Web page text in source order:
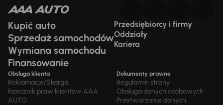
Kupić auto
Sprzedaż samochodów
Wymiana samochodu
Finansowanie
Przedsiębiorcy i firmy
Oddziały
Kariera
Obsługa klienta
Reklamacje/Skarga
Rzecznik praw klientów AAA
AUTO
Dokumenty prawne
Regulamin strony
Obsługa danych osobowych
Przetwarzanie danych